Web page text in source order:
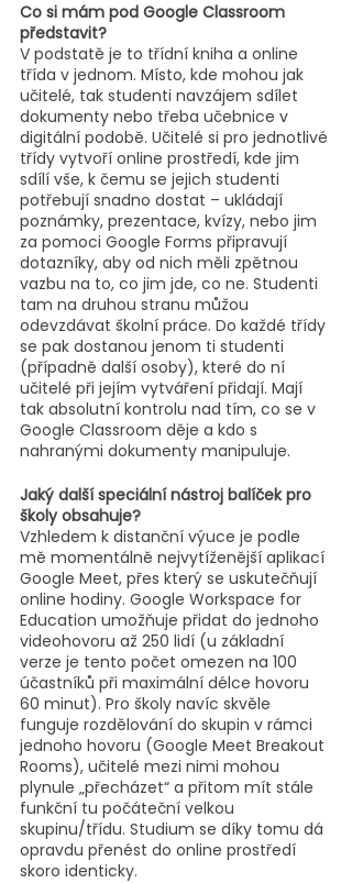
Co si mám pod Google Classroom
představit?
V podstatě je to třídní kniha a online
třída v jednom. Místo, kde mohou jak
učitelé, tak studenti navzájem sdílet
dokumenty nebo třeba učebnice v
digitální podobě. Učitelé si pro jednotlivé
třídy vytvoří online prostředí, kde jim
sdílí vše, k čemu se jejich studenti
potřebují snadno dostat – ukládají
poznámky, prezentace, kvízy, nebo jim
za pomoci Google Forms připravují
dotazníky, aby od nich měli zpětnou
vazbu na to, co jim jde, co ne. Studenti
tam na druhou stranu můžou
odevzdávat školní práce. Do každé třídy
se pak dostanou jenom ti studenti
(případně další osoby), které do ní
učitelé při jejím vytváření přidají. Mají
tak absolutní kontrolu nad tím, co se v
Google Classroom děje a kdo s
nahranými dokumenty manipuluje.
Jaký další speciální nástroj balíček pro
školy obsahuje?
Vzhledem k distanční výuce je podle
mě momentálně nejvytíženější aplikací
Google Meet, přes který se uskutečňují
online hodiny. Google Workspace for
Education umožňuje přidat do jednoho
videohovoru až 250 lidí (u základní
verze je tento počet omezen na 100
účastníků při maximální délce hovoru
60 minut). Pro školy navíc skvěle
funguje rozdělování do skupin v rámci
jednoho hovoru (Google Meet Breakout
Rooms), učitelé mezi nimi mohou
plynule „přecházet“ a přitom mít stále
funkční tu počáteční velkou
skupinu/třídu. Studium se díky tomu dá
opravdu přenést do online prostředí
skoro identicky.